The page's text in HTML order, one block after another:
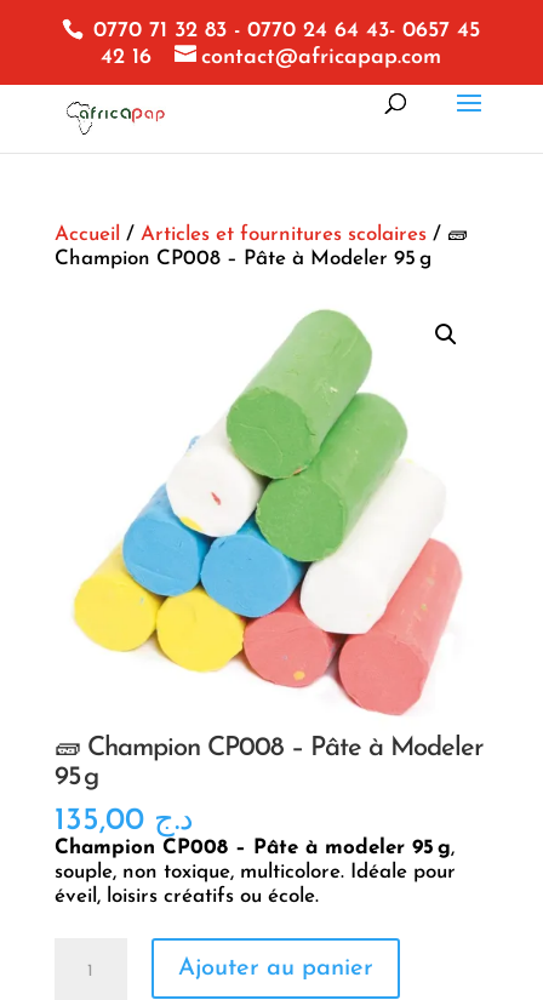
0770 71 32 83 - 0770 24 64 43- 0657 45
42 16
contact@africapap.com
Accueil / Articles et fournitures scolaires/ 🧱
Champion CP008 – Pâte à Modeler 95 g
🧱 Champion CP008 – Pâte à Modeler
95 g
د.ج 135,00
Champion CP008 – Pâte à modeler 95 g,
souple, non toxique, multicolore. Idéale pour
éveil, loisirs créatifs ou école.
Ajouter au panier